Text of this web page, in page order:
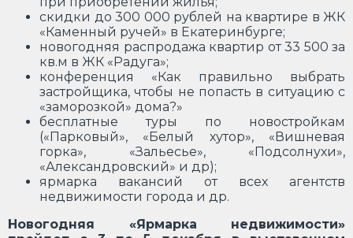
скидки до 300 000 рублей на квартире в ЖК
«Каменный ручей» в Екатеринбурге;
новогодняя распродажа квартир от 33 500 за
кв.м в ЖК «Радуга»;
конференция «Как правильно выбрать
застройщика, чтобы не попасть в ситуацию с
«заморозкой» дома?»
бесплатные туры по новостройкам
(«Парковый», «Белый хутор», «Вишневая
горка», «Зальесье», «Подсолнухи»,
«Александровский» и др);
ярмарка вакансий от всех агентств
недвижимости города и др.
Новогодняя «Ярмарка недвижимости»